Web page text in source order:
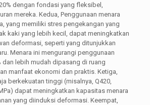
dengan fondasi yang fleksibel,
mereka. Kedua, Penggunaan menara
yang memiliki stres pengekangan yang
kaki yang lebih kecil, dapat meningkatkan
deformasi, seperti yang ditunjukkan
Menara ini mengurangi penggunaan
dan lebih mudah dipasang di ruang
manfaat ekonomi dan praktis. Ketiga,
berkekuatan tinggi (misalnya, Q420,
dapat meningkatkan kapasitas menara
yang diinduksi deformasi. Keempat,